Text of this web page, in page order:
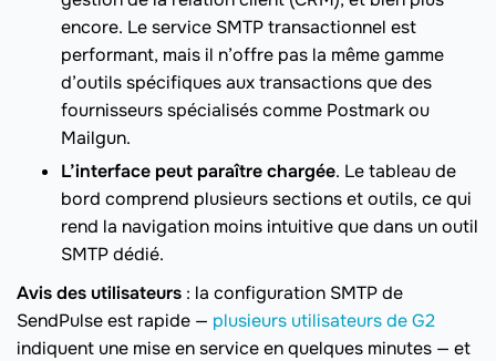
encore. Le service SMTP transactionnel est
performant, mais il n’offre pas la même gamme
d’outils spécifiques aux transactions que des
fournisseurs spécialisés comme Postmark ou
Mailgun.
L’interface peut paraître chargée. Le tableau de
bord comprend plusieurs sections et outils, ce qui
rend la navigation moins intuitive que dans un outil
SMTP dédié.
Avis des utilisateurs : la configuration SMTP de
SendPulse est rapide — plusieurs utilisateurs de G2
indiquent une mise en service en quelques minutes — et